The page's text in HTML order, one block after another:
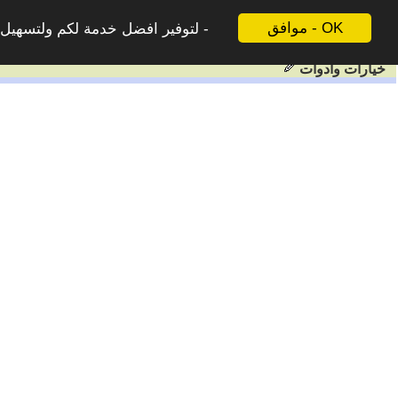
موافق - OK لتوفير افضل خدمة لكم
خيارات وادوات